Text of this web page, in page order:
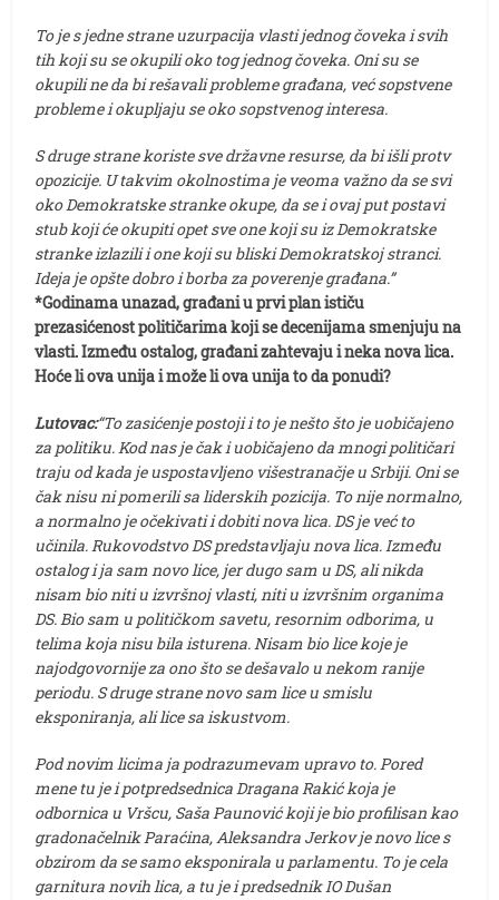
To je s jedne strane uzurpacija vlasti jednog čoveka i svih
tih koji su se okupili oko tog jednog čoveka. Oni su se
okupili ne da bi rešavali probleme građana, već sopstvene
probleme i okupljaju se oko sopstvenog interesa.
S druge strane koriste sve državne resurse, da bi išli protv
opozicije. U takvim okolnostima je veoma važno da se svi
oko Demokratske stranke okupe, da se i ovaj put postavi
stub koji će okupiti opet sve one koji su iz Demokratske
stranke izlazili i one koji su bliski Demokratskoj stranci.
Ideja je opšte dobro i borba za poverenje građana.”
*Godinama unazad, građani u prvi plan ističu
prezasićenost političarima koji se decenijama smenjuju na
vlasti. Između ostalog, građani zahtevaju i neka nova lica.
Hoće li ova unija i može li ova unija to da ponudi?
Lutovac:“To zasićenje postoji i to je nešto što je uobičajeno
za politiku. Kod nas je čak i uobičajeno da mnogi političari
traju od kada je uspostavljeno višestranačje u Srbiji. Oni se
čak nisu ni pomerili sa liderskih pozicija. To nije normalno,
a normalno je očekivati i dobiti nova lica. DS je već to
učinila. Rukovodstvo DS predstavljaju nova lica. Između
ostalog i ja sam novo lice, jer dugo sam u DS, ali nikda
nisam bio niti u izvršnoj vlasti, niti u izvršnim organima
DS. Bio sam u političkom savetu, resornim odborima, u
telima koja nisu bila isturena. Nisam bio lice koje je
najodgovornije za ono što se dešavalo u nekom ranije
periodu. S druge strane novo sam lice u smislu
eksponiranja, ali lice sa iskustvom.
Pod novim licima ja podrazumevam upravo to. Pored
mene tu je i potpredsednica Dragana Rakić koja je
odbornica u Vršcu, Saša Paunović koji je bio profilisan kao
gradonačelnik Paraćina, Aleksandra Jerkov je novo lice s
obzirom da se samo eksponirala u parlamentu. To je cela
garnitura novih lica, a tu je i predsednik IO Dušan